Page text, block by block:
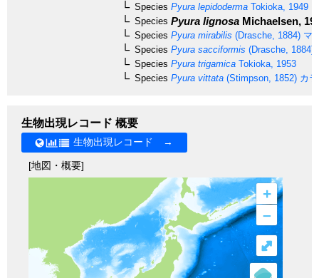
Species Pyura lepidoderma Tokioka, 1949
Species Pyura lignosa Michaelsen,
Species Pyura mirabilis (Drasche, 1884) マ
Species Pyura sacciformis (Drasche, 1884)
Species Pyura trigamica Tokioka, 1953
Species Pyura vittata (Stimpson, 1852) カ
生物出現レコード 概要
生物出現レコード →
[地図・概要]
+
–
⤢